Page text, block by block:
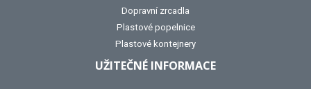
Dopravní zrcadla
Plastové popelnice
Plastové kontejnery
UŽITEČNÉ INFORMACE